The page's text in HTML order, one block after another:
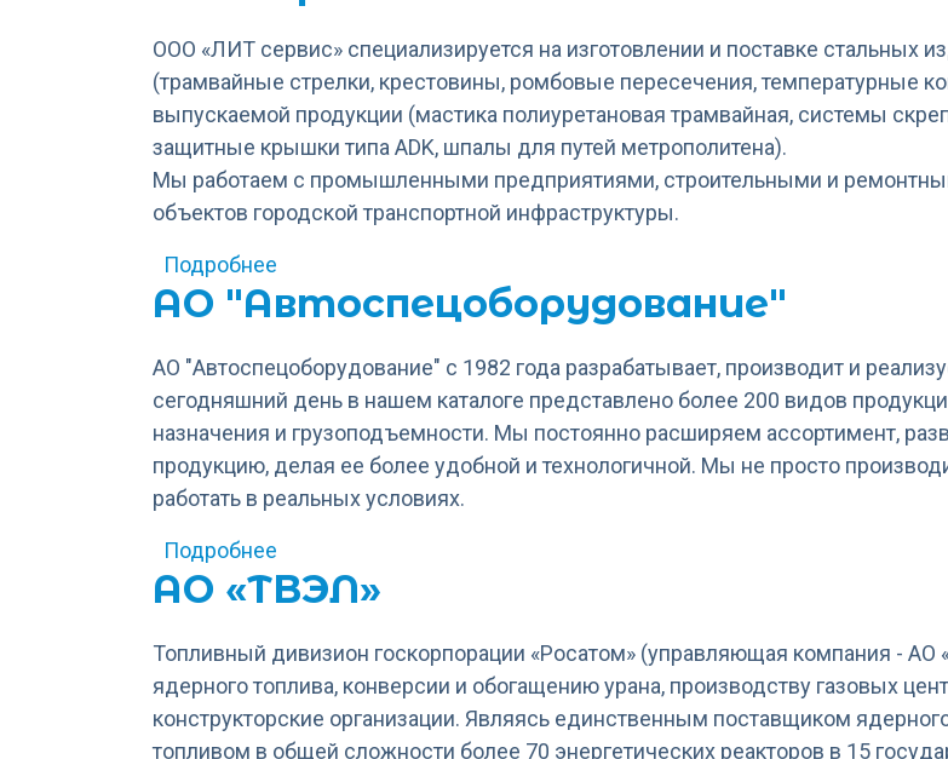
ООО «ЛИТ сервис» специализируется на изготовлении и поставке стальных
(трамвайные стрелки, крестовины, ромбовые пересечения, температурные
выпускаемой продукции (мастика полиуретановая трамвайная, системы
защитные крышки типа ADK, шпалы для путей метрополитена).
Мы работаем с промышленными предприятиями, строительными и
объектов городской транспортной инфраструктуры.
Подробнее
АО "Автоспецоборудование"
АО "Автоспецоборудование" с 1982 года разрабатывает, производит и
сегодняшний день в нашем каталоге представлено более 200 видов
назначения и грузоподъемности. Мы постоянно расширяем ассортимент,
продукцию, делая ее более удобной и технологичной. Мы не просто
работать в реальных условиях.
Подробнее
АО «ТВЭЛ»
Топливный дивизион госкорпорации «Росатом» (управляющая компания -
ядерного топлива, конверсии и обогащению урана, производству газовых
конструкторские организации. Являясь единственным поставщиком
топливом в общей сложности более 70 энергетических реакторов в 15